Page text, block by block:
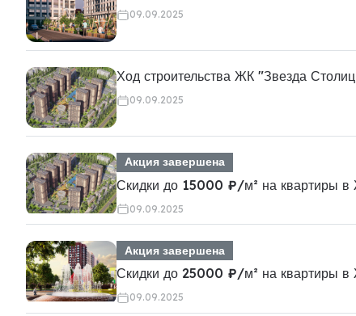
09.09.2025
Ход строительства ЖК "Звезда
09.09.2025
Акция завершена
Скидки до 15000 ₽/м² на квартиры в
09.09.2025
Акция завершена
Скидки до 25000 ₽/м² на квартиры в
09.09.2025